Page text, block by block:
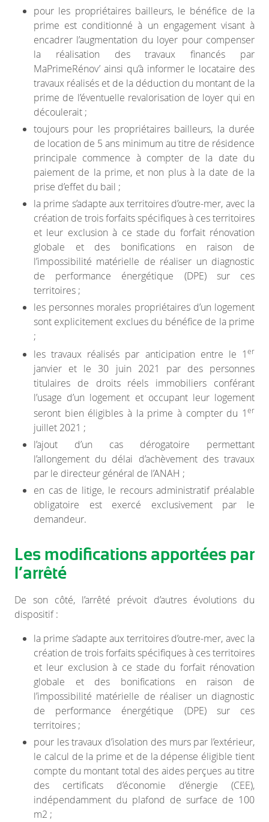
pour les propriétaires bailleurs, le bénéfice de la
prime est conditionné à un engagement visant à
encadrer l’augmentation du loyer pour compenser
la réalisation des travaux financés par
MaPrimeRénov’ ainsi qu’à informer le locataire des
travaux réalisés et de la déduction du montant de la
prime de l’éventuelle revalorisation de loyer qui en
découlerait ;
toujours pour les propriétaires bailleurs, la durée
de location de 5 ans minimum au titre de résidence
principale commence à compter de la date du
paiement de la prime, et non plus à la date de la
prise d’effet du bail ;
la prime s’adapte aux territoires d’outre-mer, avec la
création de trois forfaits spécifiques à ces territoires
et leur exclusion à ce stade du forfait rénovation
globale et des bonifications en raison de
l’impossibilité matérielle de réaliser un diagnostic
de performance énergétique (DPE) sur ces
territoires ;
les personnes morales propriétaires d’un logement
sont explicitement exclues du bénéfice de la prime
;
les travaux réalisés par anticipation entre le 1er
janvier et le 30 juin 2021 par des personnes
titulaires de droits réels immobiliers conférant
l’usage d’un logement et occupant leur logement
seront bien éligibles à la prime à compter du 1er
juillet 2021 ;
l’ajout d’un cas dérogatoire permettant
l’allongement du délai d’achèvement des travaux
par le directeur général de l’ANAH ;
en cas de litige, le recours administratif préalable
obligatoire est exercé exclusivement par le
demandeur.
Les modifications apportées par
l’arrêté
De son côté, l’arrêté prévoit d’autres évolutions du
dispositif :
la prime s’adapte aux territoires d’outre-mer, avec la
création de trois forfaits spécifiques à ces territoires
et leur exclusion à ce stade du forfait rénovation
globale et des bonifications en raison de
l’impossibilité matérielle de réaliser un diagnostic
de performance énergétique (DPE) sur ces
territoires ;
pour les travaux d’isolation des murs par l’extérieur,
le calcul de la prime et de la dépense éligible tient
compte du montant total des aides perçues au titre
des certificats d’économie d’énergie (CEE),
indépendamment du plafond de surface de 100
m2 ;